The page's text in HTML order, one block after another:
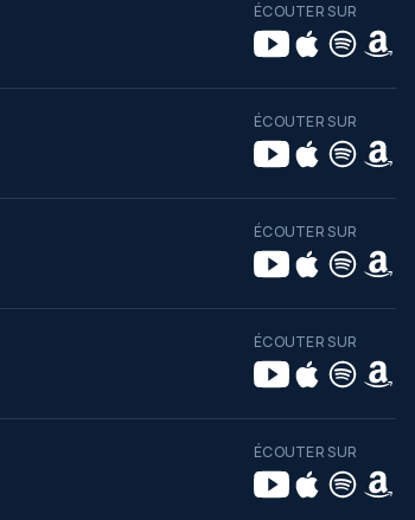
ÉCOUTER SUR
ÉCOUTER SUR
ÉCOUTER SUR
ÉCOUTER SUR
ÉCOUTER SUR